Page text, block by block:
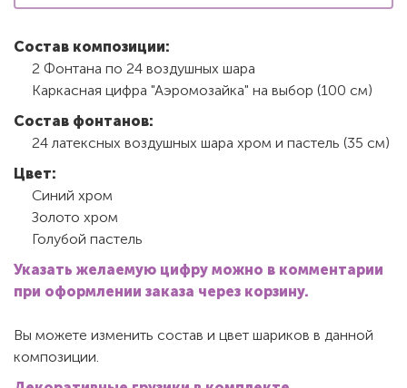
Состав композиции:
2 Фонтана по 24 воздушных шара
Каркасная цифра "Аэромозайка" на выбор (100 см)
Состав фонтанов:
24 латексных воздушных шара хром и пастель (35 см)
Цвет:
Синий хром
Золото хром
Голубой пастель
Указать желаемую цифру можно в комментарии
при оформлении заказа через корзину.
Вы можете изменить состав и цвет шариков в данной
композиции.